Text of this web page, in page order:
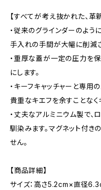
【すべてが考え抜かれた、革
・従来のグラインダーのよう
手入れの手間が大幅に削減さ
・重厚な蓋が一定の圧力を
にします。
・キーフキャッチャーと専用
貴重なキエフを余すことなく
・丈夫なアルミニウム製で、
馴染みます。マグネット付き
せん。
【商品詳細】
サイズ：高さ5.2cm×直径